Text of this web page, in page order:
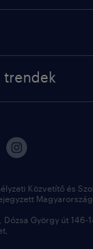
trendek
Közvetítő és
Dózsa György út 146-